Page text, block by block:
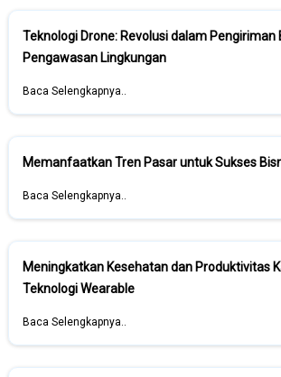
Teknologi Drone: Revolusi dalam Pengiriman
Pengawasan Lingkungan
Baca Selengkapnya..
Memanfaatkan Tren Pasar untuk Sukses
Baca Selengkapnya..
Meningkatkan Kesehatan dan Produktivitas
Teknologi Wearable
Baca Selengkapnya..